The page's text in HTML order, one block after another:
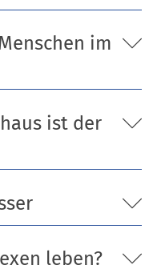
im
ist der
leben?